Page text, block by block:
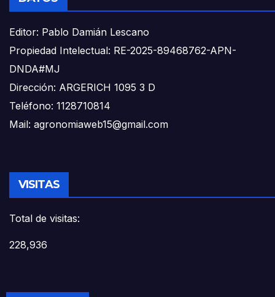
Editor: Pablo Damián Lescano
Propiedad Intelectual: RE-2025-89468762-APN-
DNDA#MJ
Dirección: ARGERICH 1095 3 D
Teléfono: 1128710814
Mail: agronomiaweb15@gmail.com
VISITAS
Total de visitas:
228,936